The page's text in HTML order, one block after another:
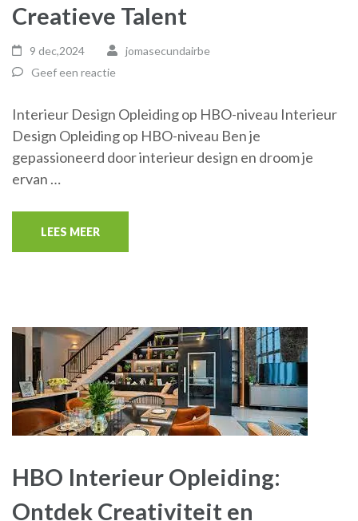
Creatieve Talent
9 dec,2024
jomasecundairbe
Geef een reactie
Interieur Design Opleiding op HBO-niveau Interieur
Design Opleiding op HBO-niveau Ben je
gepassioneerd door interieur design en droom je
ervan …
LEES MEER
HBO Interieur Opleiding:
Ontdek Creativiteit en